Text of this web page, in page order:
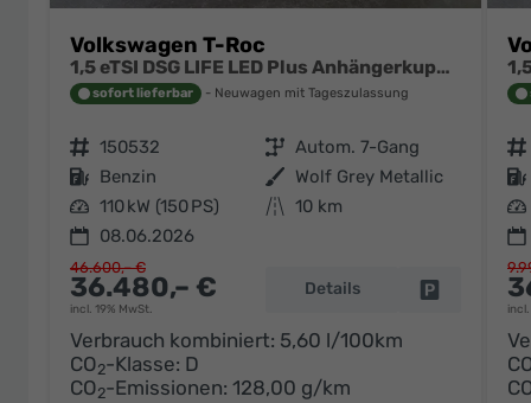
Volkswagen T-Roc
1,5 eTSI DSG LIFE LED Plus Anhängerkupplung Navigation Digital Pro Sitzheizung beheiztes Lenkrad 17 Zoll Alu 5J Garantie
sofort lieferbar Neuwagen mit Tageszulassung
Fahrzeugnr. 150532 Getriebe Autom. 7-Gang
Kraftstoff Benzin Außenfarbe Wolf Grey Metallic
Leistung 110 kW (150 PS) Kilometerstand 10 km
08.06.2026
36.480,– €
incl. 19% MwSt.
46.600,– €
Details Fahrzeug
Verbrauch kombiniert: 5,60 l/100km
CO2-Klasse: D
CO2-Emissionen: 128,00 g/km
Fahrzeugnr.
Kraftstoff
Leistung